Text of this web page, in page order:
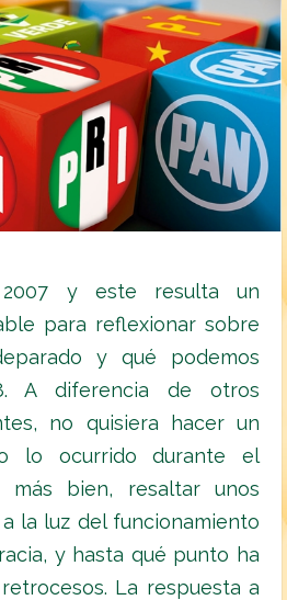
y este resulta un
para reflexionar sobre
y qué podemos
A diferencia de otros
no quisiera hacer un
lo ocurrido durante el
más bien, resaltar unos
la luz del funcionamiento
y hasta qué punto ha
La respuesta a